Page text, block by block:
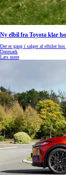
Ny elbil fra Toyota klar
Der er gang i salget af elbiler
Danmark
Læs mere